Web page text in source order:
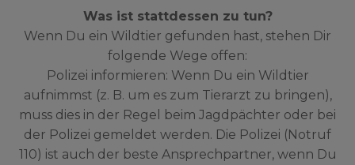
Was ist stattdessen zu tun?
Wenn Du ein Wildtier gefunden hast, stehen Dir
folgende Wege offen:
Polizei informieren: Wenn Du ein Wildtier
aufnimmst (z. B. um es zum Tierarzt zu bringen),
muss dies in der Regel beim Jagdpächter oder bei
der Polizei gemeldet werden. Die Polizei (Notruf
110) ist auch der beste Ansprechpartner, wenn Du